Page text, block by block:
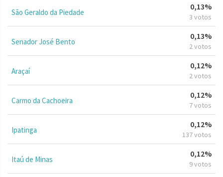
São Geraldo da Piedade
0,13%
3 votos
Senador José Bento
0,13%
2 votos
Araçaí
0,12%
2 votos
Carmo da Cachoeira
0,12%
7 votos
Ipatinga
0,12%
137 votos
Itaú de Minas
0,12%
9 votos